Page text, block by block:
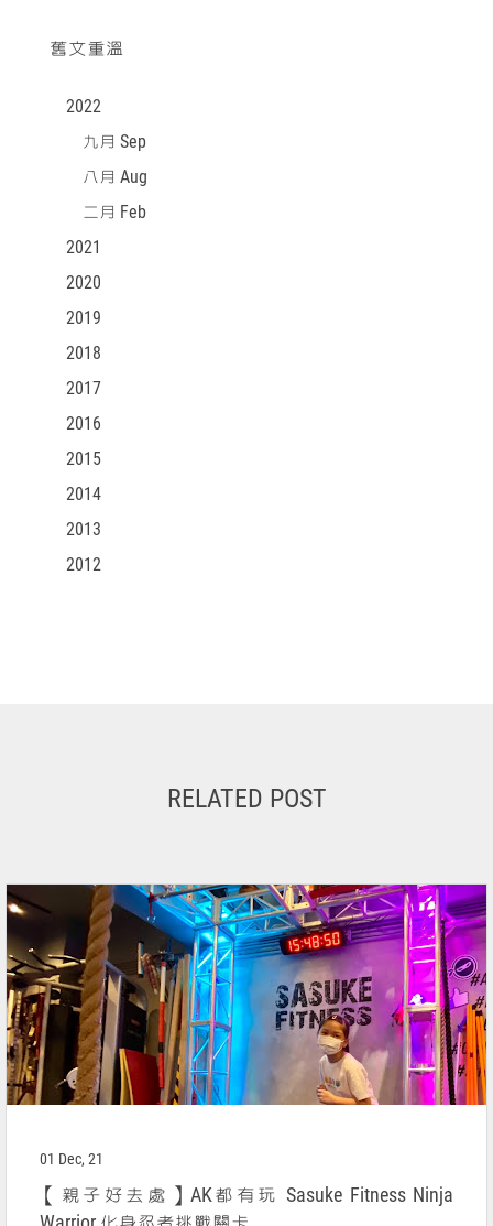
舊文重溫
2022
九月 Sep
八月 Aug
二月 Feb
2021
2020
2019
2018
2017
2016
2015
2014
2013
2012
RELATED POST
01 Dec, 21
【親子好去處】AK都有玩 Sasuke Fitness Ninja